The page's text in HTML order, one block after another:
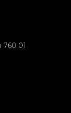
760 01